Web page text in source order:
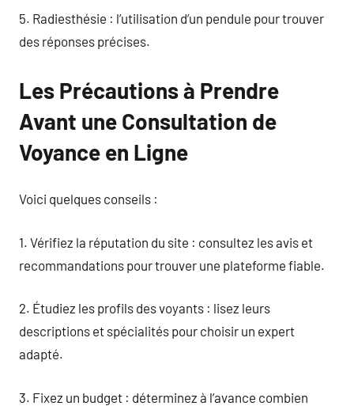
5. Radiesthésie : l’utilisation d’un pendule pour trouver
des réponses précises.
Les Précautions à Prendre
Avant une Consultation de
Voyance en Ligne
Voici quelques conseils :
1. Vérifiez la réputation du site : consultez les avis et
recommandations pour trouver une plateforme fiable.
2. Étudiez les profils des voyants : lisez leurs
descriptions et spécialités pour choisir un expert
adapté.
3. Fixez un budget : déterminez à l’avance combien